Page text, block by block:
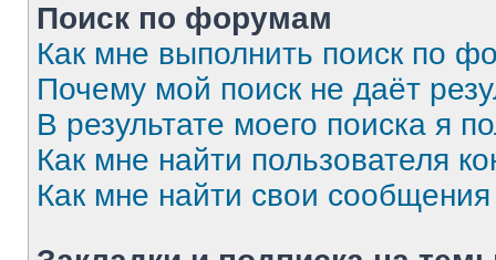
Поиск по форумам
Как мне выполнить поиск по
Почему мой поиск не даёт
В результате моего поиска я
Как мне найти пользователя
Как мне найти свои